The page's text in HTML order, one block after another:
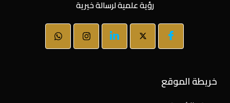
رؤية علمية لرسالة خيرية
خريطة الموقع